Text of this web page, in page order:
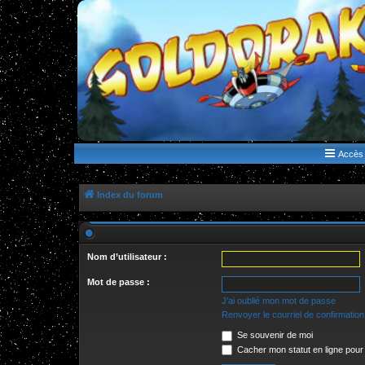
WWW.GOLDORAKGO.COM
le site de la Lune Rouge
Accès
Index du forum
Nom d’utilisateur :
Mot de passe :
J’ai oublié mon mot de passe
Renvoyer le courriel de confirmation
Se souvenir de moi
Cacher mon statut en ligne